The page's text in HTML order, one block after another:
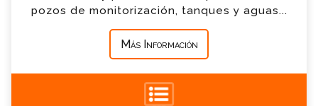
pozos de monitorización, tanques y aguas...
Más Información
Mensaje
*